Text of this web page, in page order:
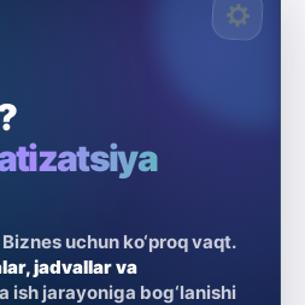
uchun ko‘proq vaqt.
jadvallar va
ish jarayoniga bog‘lanishi